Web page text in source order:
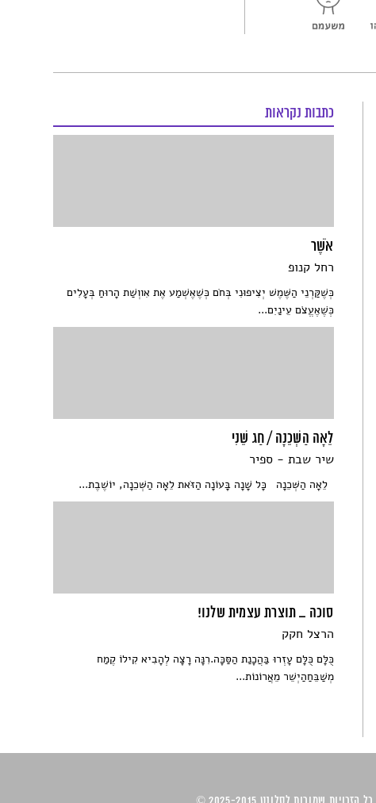
כתבות נקראות
אֹשֶׁר
רחל קנופ
כְּשֶׁקַּרְנֵי הַשֶּׁמֶשׁ יְצִיפוּנִי בְּחֹם כְּשֶׁאֶשְׁמַע אֶת אִווְשַׁת הָרוּחַ בְּעָלִים
כְּשֶׁאֶעֱצֹם עֵינַיִם...
לֵאָה הַשְּׁכֵנָה / חַג שֵׁנִי
שיר שבת - ספיר
לֵאָה הַשְּׁכֵנָה כָּל שָׁנָה בָּעוֹנָה הַזֹּאת לֵאָה הַשְּׁכֵנָה, יוֹשֶׁבֶת...
סוכה _ תוצרת עצמית שלנו!
הרצל חקק
כֻּלָּם כֻּלָּם עָזְרוּ בַּהֲכָנַת הַסַּכָּה.רִנָּה רָצָה לְהָבִיא קִילוֹ קֶמַח
מְשַׁבֵּחַהַיְשֵׁר מֵאֲרוֹנוֹת...